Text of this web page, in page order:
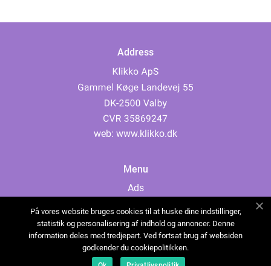
Address
web: www.klikko.dk
Menu
Ads
Cookies
Contact
Sitemap
På vores website bruges cookies til at huske dine indstillinger,
statistik og personalisering af indhold og annoncer. Denne
information deles med tredjepart. Ved fortsat brug af websiden
godkender du cookiepolitikken.